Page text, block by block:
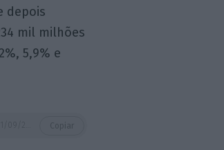
depois
mil milhões
5,9% e